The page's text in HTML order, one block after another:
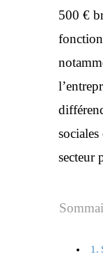
500 €
secteur